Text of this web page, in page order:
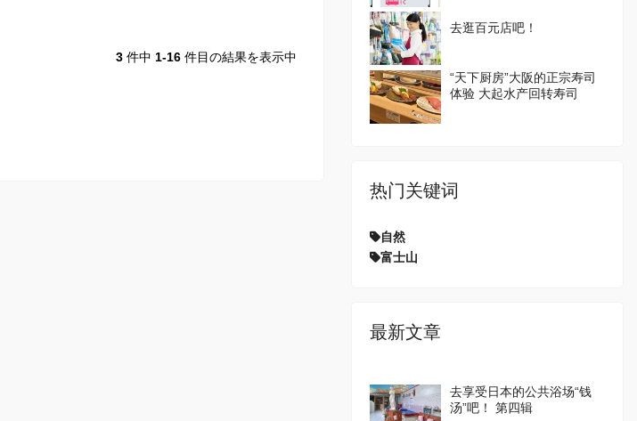
3 件中 1-16 件目の結果を表示中
去逛百元店吧！
“天下厨房”大阪的正宗寿司
体验 大起水产回转寿司
热门关键词
自然
富士山
最新文章
去享受日本的公共浴场“钱
汤”吧！ 第四辑